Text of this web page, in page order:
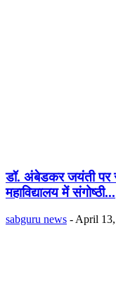
डॉ. अंबेडकर जयंती पर
महाविद्यालय में संगोष्ठी...
sabguru news - April